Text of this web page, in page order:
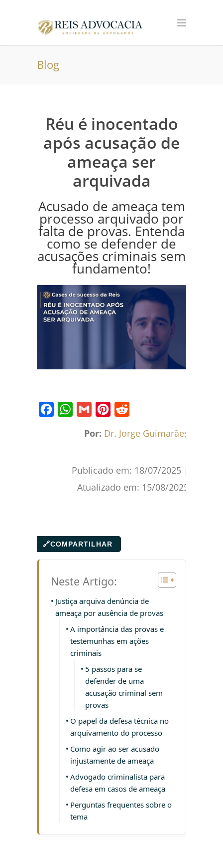
Blog
Réu é inocentado
após acusação de
ameaça ser
arquivada
Acusado de ameaça tem
processo arquivado por
falta de provas. Entenda
como se defender de
acusações criminais sem
fundamento!
Por: Dr. Jorge Guimarães
Publicado em: 18/07/2025 |
Atualizado em: 15/08/2025
🔗COMPARTILHAR
Neste Artigo:
Justiça arquiva denúncia de
ameaça por ausência de provas
A importância das provas e
testemunhas em ações
criminais
5 passos para se
defender de uma
acusação criminal sem
provas
O papel da defesa técnica no
arquivamento do processo
Como agir ao ser acusado
injustamente de ameaça
Advogado criminalista para
defesa em casos de ameaça
Perguntas frequentes sobre o
tema